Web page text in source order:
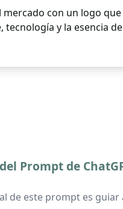
mercado con un logo que
tecnología y la esencia de
Prompt de
de este prompt es guiar